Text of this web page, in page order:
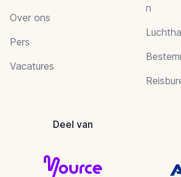
Over ons
Pers
Vacatures
n
Deel van